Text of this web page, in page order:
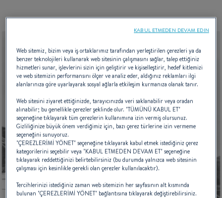
Web sitemiz, bizim veya iş ortaklarımız tarafından yerleştirilen çerezleri ya da
benzer teknolojileri kullanarak web sitesinin çalışmasını sağlar, talep ettiğiniz
hizmetleri sunar, işlevlerini sizin için geliştirir ve kişiselleştirir, hedef kitlemizi
ve web sitemizin performansını ölçer ve analiz eder, aldığınız reklamları ilgi
alanlarınıza göre uyarlayarak sosyal ağlarla etkileşim kurmanıza olanak tanır.
Web sitesini ziyaret ettiğinizde, tarayıcınızda veri saklanabilir veya oradan
alınabilir; bu genellikle çerezler şeklinde olur. "TÜMÜNÜ KABUL ET"
seçeneğine tıklayarak tüm çerezlerin kullanımına izin vermiş olursunuz.
Gizliliğinize büyük önem verdiğimiz için, bazı çerez türlerine izin vermeme
seçeneğini sunuyoruz.
"ÇEREZLERİMİ YÖNET" seçeneğine tıklayarak kabul etmek istediğiniz çerez
kategorilerini seçebilir veya "KABUL ETMEDEN DEVAM ET" seçeneğine
tıklayarak reddettiğinizi belirtebilirsiniz (bu durumda yalnızca web sitesinin
çalışması için kesinlikle gerekli olan çerezler kullanılacaktır).
Tercihlerinizi istediğiniz zaman web sitemizin her sayfasının alt kısmında
bulunan "ÇEREZLERİMİ YÖNET" bağlantısına tıklayarak değiştirebilirsiniz.
KABUL ETMEDEN DEVAM EDIN